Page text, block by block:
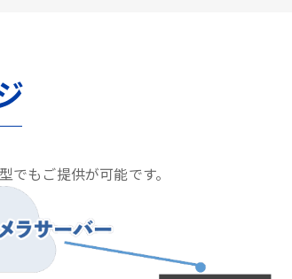
もご提供が可能です。